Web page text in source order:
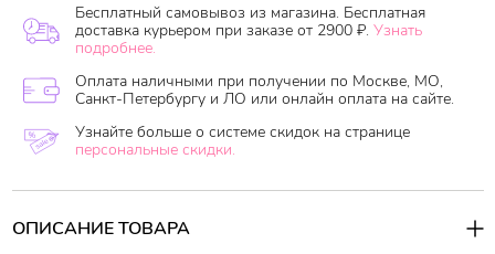
Бесплатный самовывоз из магазина. Бесплатная
доставка курьером при заказе от 2900 ₽. Узнать
подробнее.
Оплата наличными при получении по Москве, МО,
Санкт-Петербургу и ЛО или онлайн оплата на сайте.
Узнайте больше о системе скидок на странице
персональные скидки.
ОПИСАНИЕ ТОВАРА